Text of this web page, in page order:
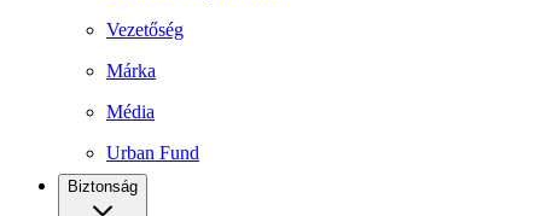
Vezetőség
Márka
Média
Urban Fund
Biztonság